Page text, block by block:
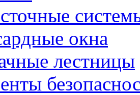
окна
лестницы